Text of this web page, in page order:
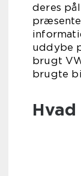
deres
uddybe
brugt
brugte